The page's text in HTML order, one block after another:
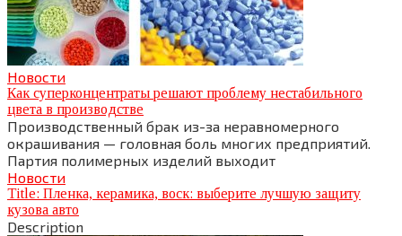
Новости
Как суперконцентраты решают проблему нестабильного
цвета в производстве
Производственный брак из-за неравномерного
окрашивания — головная боль многих предприятий.
Партия полимерных изделий выходит
Новости
Title: Пленка, керамика, воск: выберите лучшую защиту
кузова авто
Description